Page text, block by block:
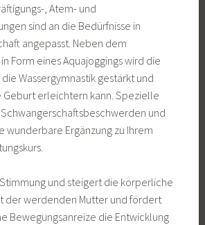
, Atem- und
sind an die Bedürfnisse in
angepasst. Neben dem
Form eines Aquajoggings wird die
Wassergymnastik gestärkt und
Geburt erleichtern kann. Spezielle
und
wunderbare Ergänzung zu Ihrem
und steigert die körperliche
der werdenden Mutter und fördert
Bewegungsanreize die Entwicklung